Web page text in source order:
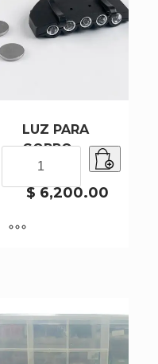
LUZ PARA
GORRO
BW-588
$6,200.00
GORRO
588